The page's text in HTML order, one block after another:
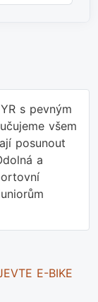
s pevným
všem
posunout
a
E-BIKE